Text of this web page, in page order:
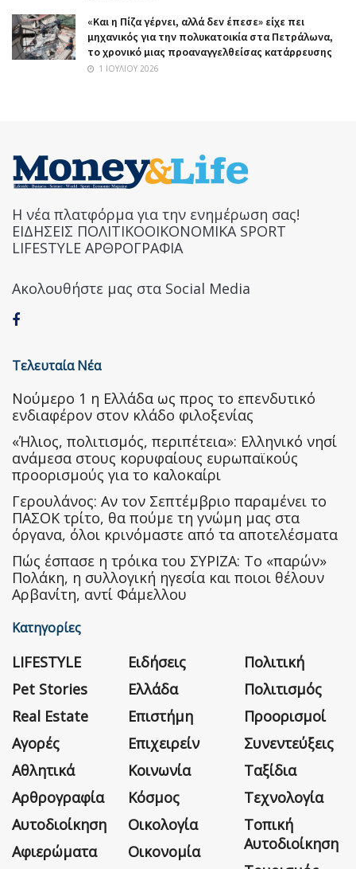
«Και η Πίζα γέρνει, αλλά δεν έπεσε» είχε πει
μηχανικός για την πολυκατοικία στα Πετράλωνα,
το χρονικό μιας προαναγγελθείσας κατάρρευσης
1 ΙΟΥΛΊΟΥ 2026
Η νέα πλατφόρμα για την ενημέρωση σας!
ΕΙΔΗΣΕΙΣ ΠΟΛΙΤΙΚΟΟΙΚΟΝΟΜΙΚΑ SPORT
LIFESTYLE ΑΡΘΡΟΓΡΑΦΙΑ
Ακολουθήστε μας στα Social Media
Τελευταία Νέα
Nούμερο 1 η Ελλάδα ως προς το επενδυτικό
ενδιαφέρον στον κλάδο φιλοξενίας
«Ήλιος, πολιτισμός, περιπέτεια»: Ελληνικό νησί
ανάμεσα στους κορυφαίους ευρωπαϊκούς
προορισμούς για το καλοκαίρι
Γερουλάνος: Αν τον Σεπτέμβριο παραμένει το
ΠΑΣΟΚ τρίτο, θα πούμε τη γνώμη μας στα
όργανα, όλοι κρινόμαστε από τα αποτελέσματα
Πώς έσπασε η τρόικα του ΣΥΡΙΖΑ: Το «παρών»
Πολάκη, η συλλογική ηγεσία και ποιοι θέλουν
Αρβανίτη, αντί Φάμελλου
Κατηγορίες
LIFESTYLE
Pet Stories
Real Estate
Αγορές
Αθλητικά
Αρθρογραφία
Αυτοδιοίκηση
Αφιερώματα
Ειδήσεις
Ελλάδα
Επιστήμη
Επιχειρείν
Κοινωνία
Κόσμος
Οικολογία
Οικονομία
Πολιτική
Πολιτισμός
Προορισμοί
Συνεντεύξεις
Ταξίδια
Τεχνολογία
Τοπική
Αυτοδιοίκηση